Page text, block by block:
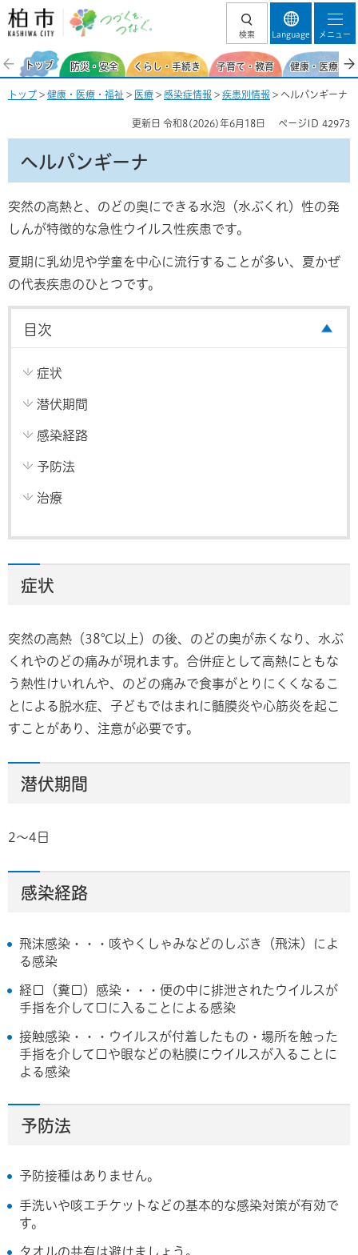
柏市 つづくを、
検索 Language メニュー
トップ 防災・安全 くらし・手続き 子育て・教育 健康・医療・
トップ > 健康・医療・福祉 > 医療 > 感染症情報 > 疾患別情報 > ヘルパンギーナ
更新日 令和8(2026)年6月18日 ページID 42973
ヘルパンギーナ
突然の高熱と、のどの奥にできる水泡（水ぶくれ）性の発
しんが特徴的な急性ウイルス性疾患です。
夏期に乳幼児や学童を中心に流行することが多い、夏かぜ
の代表疾患のひとつです。
目次
症状
潜伏期間
感染経路
予防法
治療
症状
突然の高熱（38℃以上）の後、のどの奥が赤くなり、水ぶ
くれやのどの痛みが現れます。合併症として高熱にともな
う熱性けいれんや、のどの痛みで食事がとりにくくなるこ
とによる脱水症、子どもではまれに髄膜炎や心筋炎を起こ
すことがあり、注意が必要です。
潜伏期間
2～4日
感染経路
飛沫感染・・・咳やくしゃみなどのしぶき（飛沫）によ
る感染
経口（糞口）感染・・・便の中に排泄されたウイルスが
手指を介して口に入ることによる感染
接触感染・・・ウイルスが付着したもの・場所を触った
手指を介して口や眼などの粘膜にウイルスが入ることに
よる感染
予防法
予防接種はありません。
手洗いや咳エチケットなどの基本的な感染対策が有効で
す。
タオルの共有は避けましょう。